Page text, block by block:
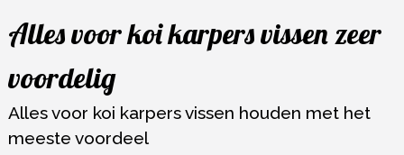
naar
inhoud
Alles voor koi karpers vissen zeer
voordelig
Alles voor koi karpers vissen houden met het
meeste voordeel